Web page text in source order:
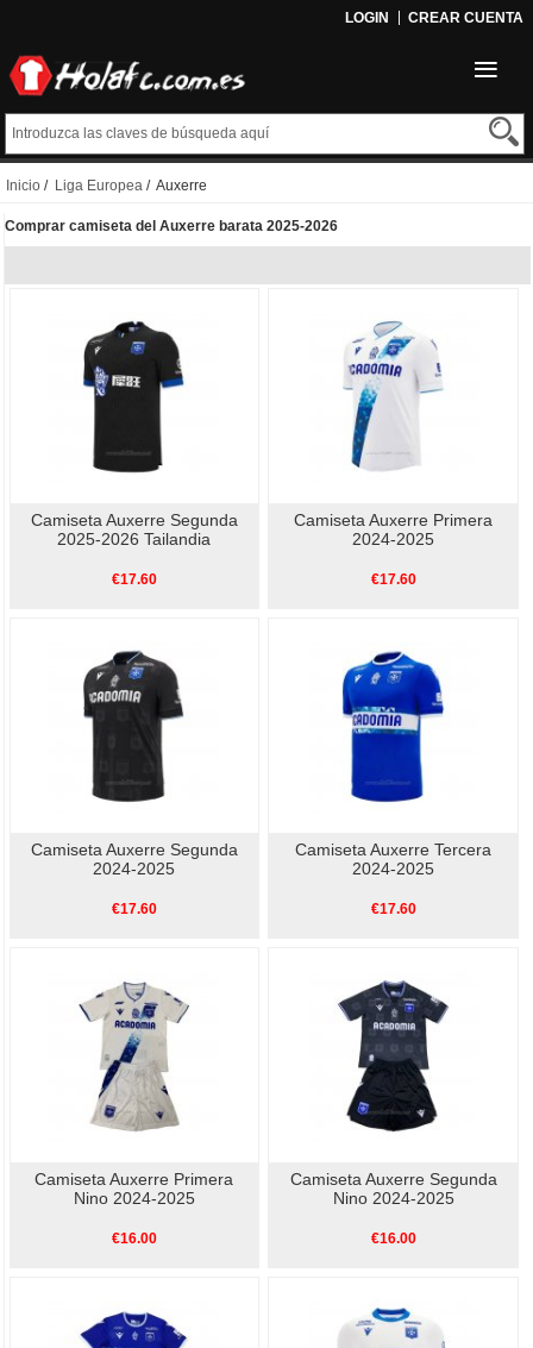
LOGIN CREAR CUENTA
Inicio / Liga Europea / Auxerre
Comprar camiseta del Auxerre barata 2025-2026
Camiseta Auxerre Segunda
2025-2026 Tailandia
€17.60
Camiseta Auxerre Primera
2024-2025
€17.60
Camiseta Auxerre Segunda
2024-2025
€17.60
Camiseta Auxerre Tercera
2024-2025
€17.60
Camiseta Auxerre Primera
Nino 2024-2025
€16.00
Camiseta Auxerre Segunda
Nino 2024-2025
€16.00